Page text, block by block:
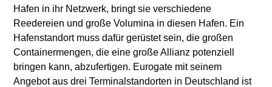
Hafen in ihr Netzwerk, bringt sie verschiedene
Reedereien und große Volumina in diesen Hafen. Ein
Hafenstandort muss dafür gerüstet sein, die großen
Containermengen, die eine große Allianz potenziell
bringen kann, abzufertigen. Eurogate mit seinem
Angebot aus drei Terminalstandorten in Deutschland ist